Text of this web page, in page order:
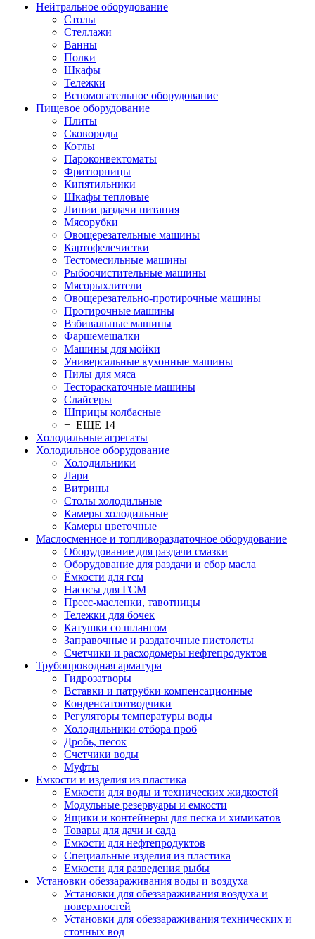
Нейтральное оборудование
Столы
Стеллажи
Ванны
Полки
Шкафы
Тележки
Вспомогательное оборудование
Пищевое оборудование
Плиты
Сковороды
Котлы
Пароконвектоматы
Фритюрницы
Кипятильники
Шкафы тепловые
Линии раздачи питания
Мясорубки
Овощерезательные машины
Картофелечистки
Тестомесильные машины
Рыбоочистительные машины
Мясорыхлители
Овощерезательно-протирочные машины
Протирочные машины
Взбивальные машины
Фаршемешалки
Машины для мойки
Универсальные кухонные машины
Пилы для мяса
Тестораскаточные машины
Слайсеры
Шприцы колбасные
+ ЕЩЕ 14
Холодильные агрегаты
Холодильное оборудование
Холодильники
Лари
Витрины
Столы холодильные
Камеры холодильные
Камеры цветочные
Маслосменное и топливораздаточное оборудование
Оборудование для раздачи смазки
Оборудование для раздачи и сбор масла
Ёмкости для гсм
Насосы для ГСМ
Пресс-масленки, тавотницы
Тележки для бочек
Катушки со шлангом
Заправочные и раздаточные пистолеты
Счетчики и расходомеры нефтепродуктов
Трубопроводная арматура
Гидрозатворы
Вставки и патрубки компенсационные
Конденсатоотводчики
Регуляторы температуры воды
Холодильники отбора проб
Дробь, песок
Счетчики воды
Муфты
Емкости и изделия из пластика
Емкости для воды и технических жидкостей
Модульные резервуары и емкости
Ящики и контейнеры для песка и химикатов
Товары для дачи и сада
Емкости для нефтепродуктов
Специальные изделия из пластика
Емкости для разведения рыбы
Установки обеззараживания воды и воздуха
Установки для обеззараживания воздуха и
поверхностей
Установки для обеззараживания технических и
сточных вод